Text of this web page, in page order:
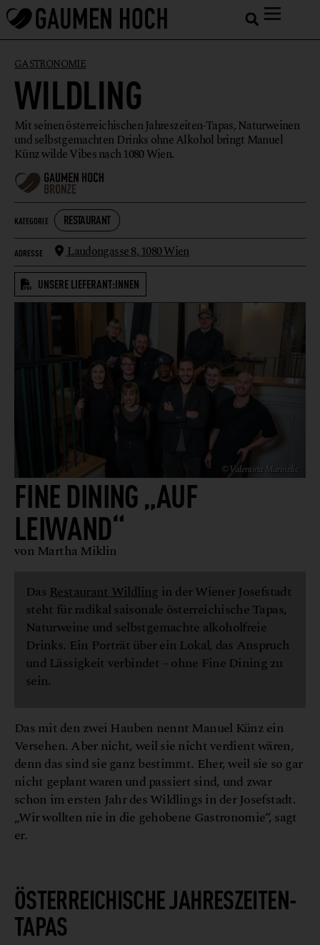
GASTRONOMIE
WILDLING
Mit seinen österreichischen Jahreszeiten-Tapas, Naturweinen
und selbstgemachten Drinks ohne Alkohol bringt Manuel
Künz wilde Vibes nach 1080 Wien.
KATEGORIE RESTAURANT
ADRESSE Laudongasse 8,1080 Wien
UNSERE LIEFERANT:INNEN
© Valentina Marinelic
FINE DINING „AUF
LEIWAND“
von Martha Miklin
DasRestaurant Wildling in der Wiener Josefstadt
steht für radikal saisonale österreichische Tapas,
Naturweine und selbstgemachte alkoholfreie
Drinks. Ein Porträt über ein Lokal, das Anspruch
und Lässigkeit verbindet – ohne Fine Dining zu
sein.
Das mit den zwei Hauben nennt Manuel Künz ein
Versehen. Aber nicht, weil sie nicht verdient wären,
denn das sind sie ganz bestimmt. Eher, weil sie so gar
nicht geplant waren und passiert sind, und zwar
schon im ersten Jahr des Wildlings in der Josefstadt.
„Wir wollten nie in die gehobene Gastronomie“, sagt
er.
ÖSTERREICHISCHE JAHRESZEITEN-
TAPAS